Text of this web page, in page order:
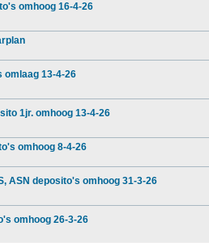
omhoog 16-4-26
omlaag 13-4-26
1jr. omhoog 13-4-26
omhoog 8-4-26
ASN deposito's omhoog 31-3-26
omhoog 26-3-26